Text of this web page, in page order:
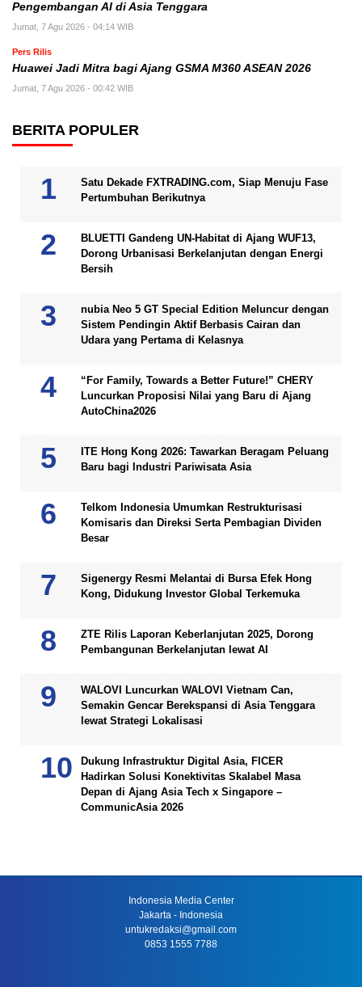
Pengembangan AI di Asia Tenggara
Jumat, 7 Agu 2026 - 04:14 WIB
Pers Rilis
Huawei Jadi Mitra bagi Ajang GSMA M360 ASEAN 2026
Jumat, 7 Agu 2026 - 00:42 WIB
BERITA POPULER
Satu Dekade FXTRADING.com, Siap Menuju Fase
Pertumbuhan Berikutnya
BLUETTI Gandeng UN-Habitat di Ajang WUF13,
Dorong Urbanisasi Berkelanjutan dengan Energi
Bersih
nubia Neo 5 GT Special Edition Meluncur dengan
Sistem Pendingin Aktif Berbasis Cairan dan
Udara yang Pertama di Kelasnya
“For Family, Towards a Better Future!” CHERY
Luncurkan Proposisi Nilai yang Baru di Ajang
AutoChina2026
ITE Hong Kong 2026: Tawarkan Beragam Peluang
Baru bagi Industri Pariwisata Asia
Telkom Indonesia Umumkan Restrukturisasi
Komisaris dan Direksi Serta Pembagian Dividen
Besar
Sigenergy Resmi Melantai di Bursa Efek Hong
Kong, Didukung Investor Global Terkemuka
ZTE Rilis Laporan Keberlanjutan 2025, Dorong
Pembangunan Berkelanjutan lewat AI
WALOVI Luncurkan WALOVI Vietnam Can,
Semakin Gencar Berekspansi di Asia Tenggara
lewat Strategi Lokalisasi
Dukung Infrastruktur Digital Asia, FICER
Hadirkan Solusi Konektivitas Skalabel Masa
Depan di Ajang Asia Tech x Singapore –
CommunicAsia 2026
Indonesia Media Center
Jakarta - Indonesia
untukredaksi@gmail.com
0853 1555 7788